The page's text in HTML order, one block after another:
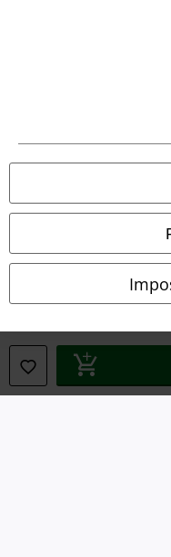
Info legali
Termini & Condizioni
Redazione
Legge sulla Privacy
Smaltimento rifiuti e
Dichiarazione di Conformità
Informazioni sull'accessibilità